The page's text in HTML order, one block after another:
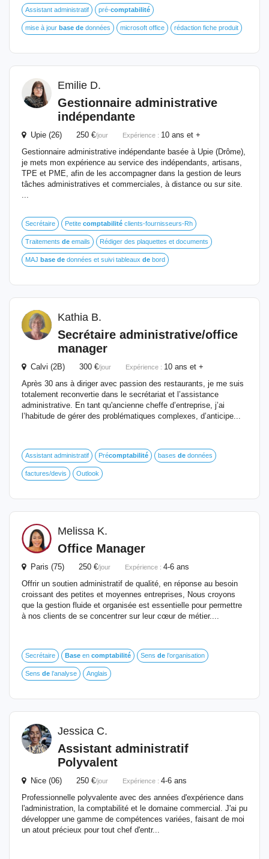
Assistant administratif pré-comptabilité
mise à jour base de données microsoft office rédaction fiche produit
Emilie D.
Gestionnaire administrative
indépendante
Upie (26) 250 €/jour Expérience : 10 ans et +
Gestionnaire administrative indépendante basée à Upie (Drôme),
je mets mon expérience au service des indépendants, artisans,
TPE et PME, afin de les accompagner dans la gestion de leurs
tâches administratives et commerciales, à distance ou sur site.
...
Secrétaire Petite comptabilité clients-fournisseurs-Rh
Traitements de emails Rédiger des plaquettes et documents
MAJ base de données et suivi tableaux de bord
Kathia B.
Secrétaire administrative/office
manager
Calvi (2B) 300 €/jour Expérience : 10 ans et +
Après 30 ans à diriger avec passion des restaurants, je me suis
totalement reconvertie dans le secrétariat et l’assistance
administrative. En tant qu'ancienne cheffe d’entreprise, j’ai
l’habitude de gérer des problématiques complexes, d’anticipe...
Assistant administratif Précomptabilité bases de données
factures/devis Outlook
Melissa K.
Office Manager
Paris (75) 250 €/jour Expérience : 4-6 ans
Offrir un soutien administratif de qualité, en réponse au besoin
croissant des petites et moyennes entreprises, Nous croyons
que la gestion fluide et organisée est essentielle pour permettre
à nos clients de se concentrer sur leur cœur de métier....
Secrétaire Base en comptabilité Sens de l’organisation
Sens de l’analyse Anglais
Jessica C.
Assistant administratif
Polyvalent
Nice (06) 250 €/jour Expérience : 4-6 ans
Professionnelle polyvalente avec des années d'expérience dans
l'administration, la comptabilité et le domaine commercial. J'ai pu
développer une gamme de compétences variées, faisant de moi
un atout précieux pour tout chef d'entr...